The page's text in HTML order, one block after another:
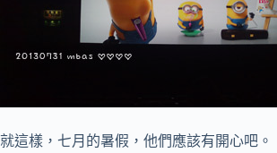
就這樣，七月的暑假，他們應該有開心吧。